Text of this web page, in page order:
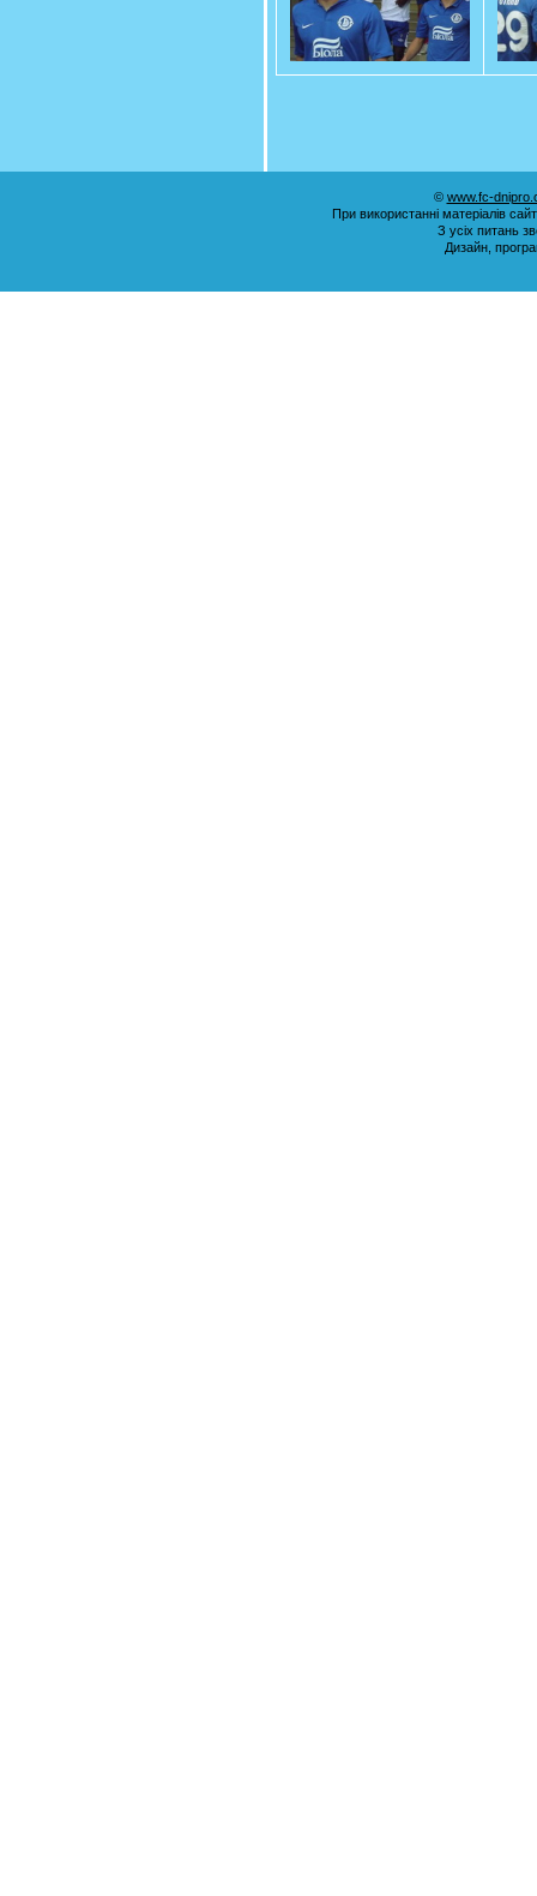
© www.fc-
При використанні матеріалів
З усіх питань
Дизайн,